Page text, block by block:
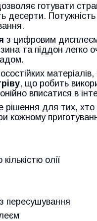
готувати
десерти. Потужність
з цифровим
та піддон
, що робить
вписатися в
для тих, хто
кожному
олії
пересушування